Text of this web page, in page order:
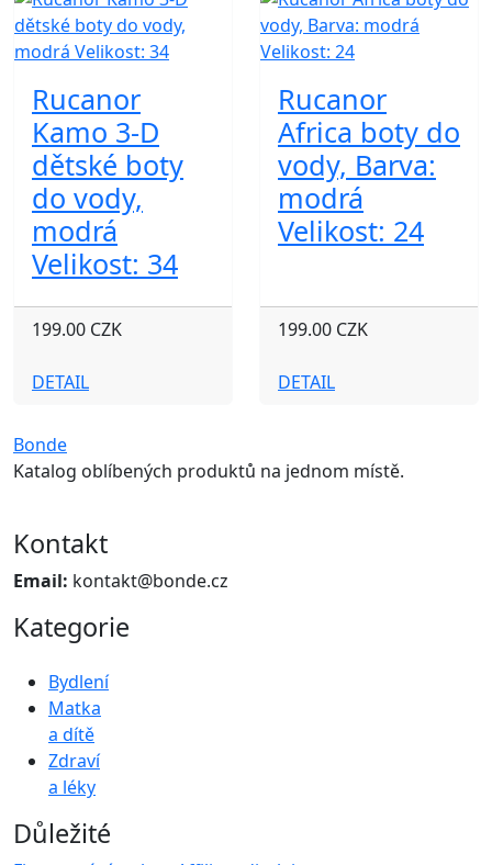
Rucanor
Kamo 3-D
dětské boty
do vody,
modrá
Velikost: 34
199.00 CZK
DETAIL
Rucanor
Africa boty do
vody, Barva:
modrá
Velikost: 24
199.00 CZK
DETAIL
Bonde
Katalog oblíbených produktů na jednom místě.
Kontakt
Email: kontakt@bonde.cz
Kategorie
Bydlení
Matka
a dítě
Zdraví
a léky
Důležité